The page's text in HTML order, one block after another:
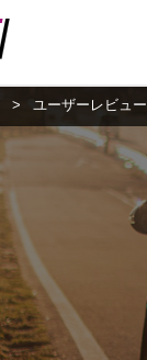
> ユーザーレビュー